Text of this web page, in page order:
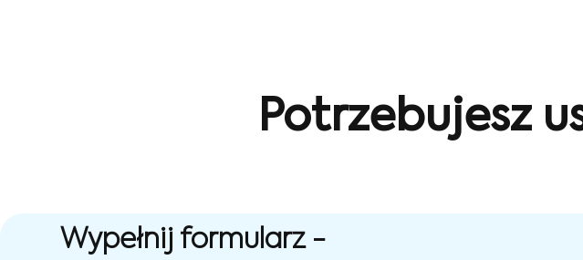
Potrzebujesz
Wypełnij formularz -